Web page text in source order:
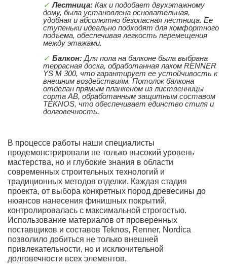
Лестница: Как и подобает двухэтажному
дому, была установлена основательная,
удобная и абсолютно безопасная лестница. Ее
ступеньки идеально подходят для комфортного
подъема, обеспечивая легкость перемещения
между этажами.
Балкон: Для пола на балконе была выбрана
террасная доска, обработанная лаком RENNER
YS M 300, что гарантирует ее устойчивость к
внешним воздействиям. Потолок балкона
отделан прямым планкеном из лиственницы
сорта АВ, обработанным защитным составом
TEKNOS, что обеспечивает единство стиля и
долговечность.
В процессе работы наши специалисты
продемонстрировали не только высокий уровень
мастерства, но и глубокие знания в области
современных строительных технологий и
традиционных методов отделки. Каждая стадия
проекта, от выбора конкретных пород древесины до
нюансов нанесения финишных покрытий,
контролировалась с максимальной строгостью.
Использование материалов от проверенных
поставщиков и составов Teknos, Renner, Nordica
позволило добиться не только внешней
привлекательности, но и исключительной
долговечности всех элементов.